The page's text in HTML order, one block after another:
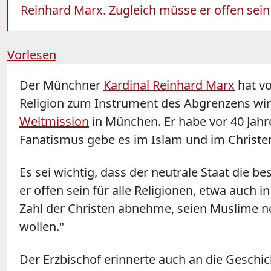
Reinhard Marx. Zugleich müsse er offen
Vorlesen
Der Münchner Kardinal Reinhard Marx hat
Religion zum Instrument des Abgrenzens
Weltmission in München. Er habe vor 40
Fanatismus gebe es im Islam und im
Es sei wichtig, dass der neutrale Staat die
er offen sein für alle Religionen, etwa auch
Zahl der Christen abnehme, seien Muslime
wollen."
Der Erzbischof erinnerte auch an die